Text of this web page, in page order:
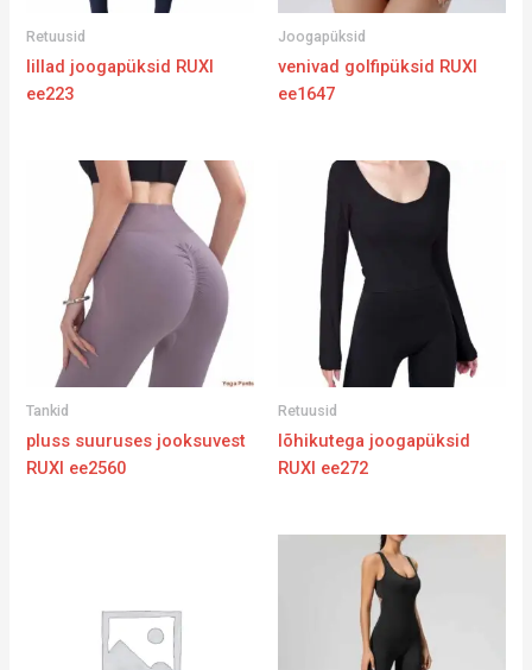
Retuusid
lillad joogapüksid RUXI
ee223
Joogapüksid
venivad golfipüksid RUXI
ee1647
Tankid
pluss suuruses jooksuvest
RUXI ee2560
Retuusid
lõhikutega joogapüksid
RUXI ee272